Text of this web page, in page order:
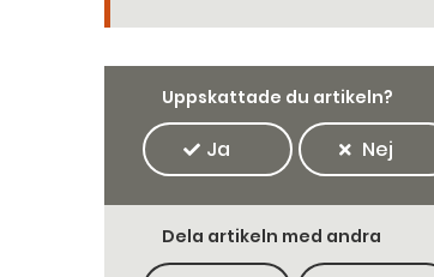
Uppskattade du artikeln?
Ja Nej
Dela artikeln med andra